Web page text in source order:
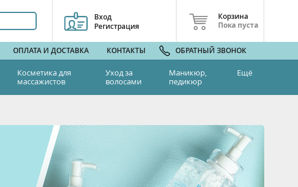
Вход
Регистрация
Корзина
Пока пуста
ОПЛАТА И ДОСТАВКА КОНТАКТЫ ОБРАТНЫЙ ЗВОНОК
Косметика для
массажистов
Уход за
волосами
Маникюр,
педикюр
Ещё